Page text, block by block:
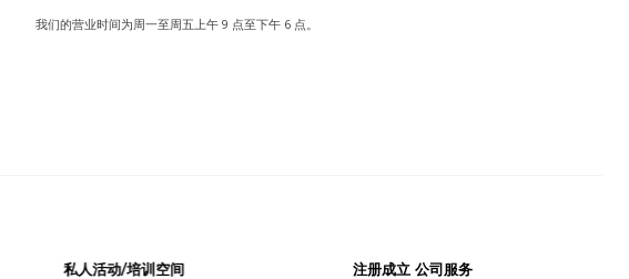
我们的营业时间为周一至周五上午 9 点至下午 6 点。
私人活动/培训空间 注册成立 公司服务